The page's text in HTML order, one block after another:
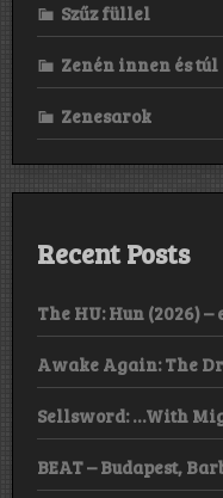
Szűz füllel
Zenén innen és túl
Zenesarok
Recent Posts
The HU: Hun (2026)
Awake Again: The
Sellsword: …With
BEAT – Budapest,